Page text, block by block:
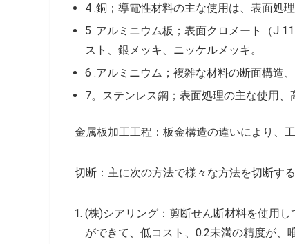
4 .銅；導電性材料の主な使用は、表面処
5 .アルミニウム板；表面クロメート（J
スト、銀メッキ、ニッケルメッキ。
6 .アルミニウム；複雑な材料の断面構造
7。ステンレス鋼；表面処理の主な使用、
金属板加工工程：板金構造の違いにより、
切断：主に次の方法で様々な方法を切断する
(株)シアリング：剪断せん断材料を使用
ができて、低コスト、0.2未満の精度が